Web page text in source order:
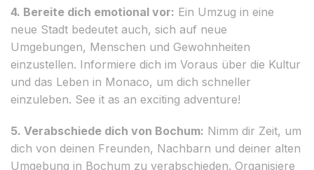
4. Bereite dich emotional vor: Ein Umzug in eine
neue Stadt bedeutet auch, sich auf neue
Umgebungen, Menschen und Gewohnheiten
einzustellen. Informiere dich im Voraus über die Kultur
und das Leben in Monaco, um dich schneller
einzuleben. See it as an exciting adventure!
5. Verabschiede dich von Bochum: Nimm dir Zeit, um
dich von deinen Freunden, Nachbarn und deiner alten
Umgebung in Bochum zu verabschieden. Organisiere